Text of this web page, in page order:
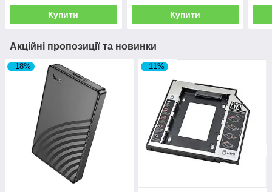
Купити Купити
Акційні пропозиції та новинки
–18% –11%